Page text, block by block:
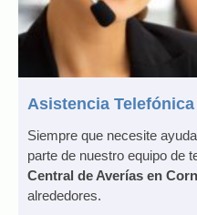
Asistencia
Siempre que necesite
parte de nuestro equipo de
Central de Averías en
alrededores.